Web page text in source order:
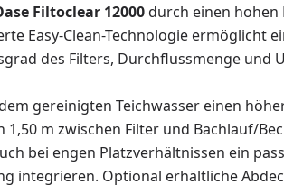
Filtoclear 12000durch einen hohen
Easy-Clean-Technologie ermöglicht
des Filters, Durchflussmenge
gereinigten Teichwasser einen
m zwischen Filter und Bachlauf/
bei engen Platzverhältnissen ein
integrieren. Optional erhältliche